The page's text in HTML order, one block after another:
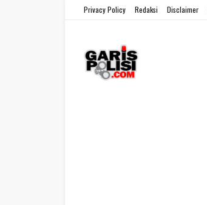
Privacy Policy Redaksi Disclaimer